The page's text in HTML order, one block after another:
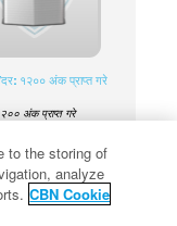
१२०० अंक प्राप्त गरे
अंक प्राप्त गरे
to the storing of
analyze
CBN Cookie